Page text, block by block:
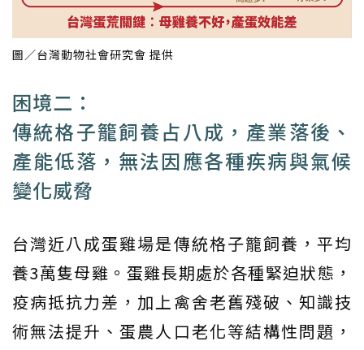
圖／台灣動物社會研究會 提供
困境二：
傳統格子籠飼養占八成，產業落後、
產能低落，無法因應各種疾病與氣候
變化威脅
台灣近八成蛋雞場是傳統格子籠飼養，平均
養3萬隻母雞。蛋雞長期處於各種緊迫狀態，
疫病抵抗力差，加上禽舍老舊殘破、知識技
術無法提升、蛋農人口老化等結構性問題，